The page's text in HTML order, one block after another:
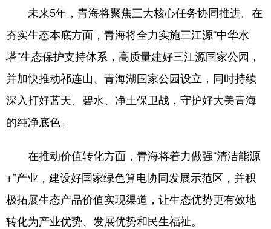
未来5年，青海将聚焦三大核心任务协同推进。在
夯实生态本底方面，青海将全力实施三江源“中华水
塔”生态保护支持体系，高质量建好三江源国家公园，
并加快推动祁连山、青海湖国家公园设立，同时持续
深入打好蓝天、碧水、净土保卫战，守护好大美青海
的纯净底色。
在推动价值转化方面，青海将着力做强“清洁能源
+”产业，建设好国家绿色算电协同发展示范区，并积
极拓展生态产品价值实现渠道，让生态优势更有效地
转化为产业优势、发展优势和民生福祉。